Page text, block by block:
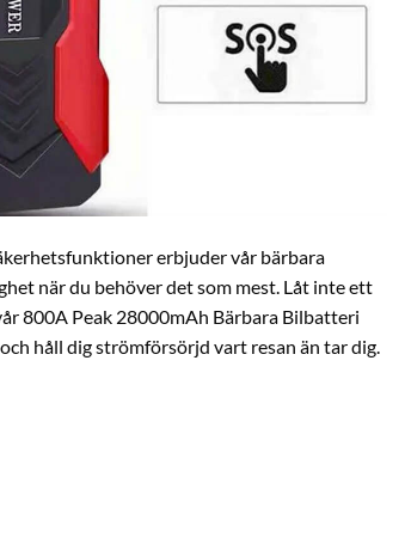
erbjuder vår bärbara
när du behöver det som mest. Låt inte ett
800A Peak 28000mAh Bärbara Bilbatteri
håll dig strömförsörjd vart resan än tar dig.